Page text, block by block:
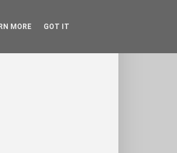
MORE GOT IT